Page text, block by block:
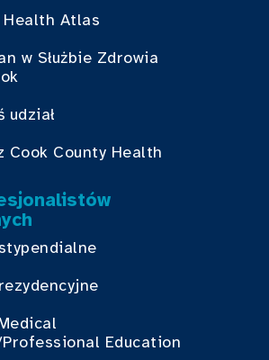
Health Atlas
w Służbie Zdrowia
udział
Cook County Health
Education